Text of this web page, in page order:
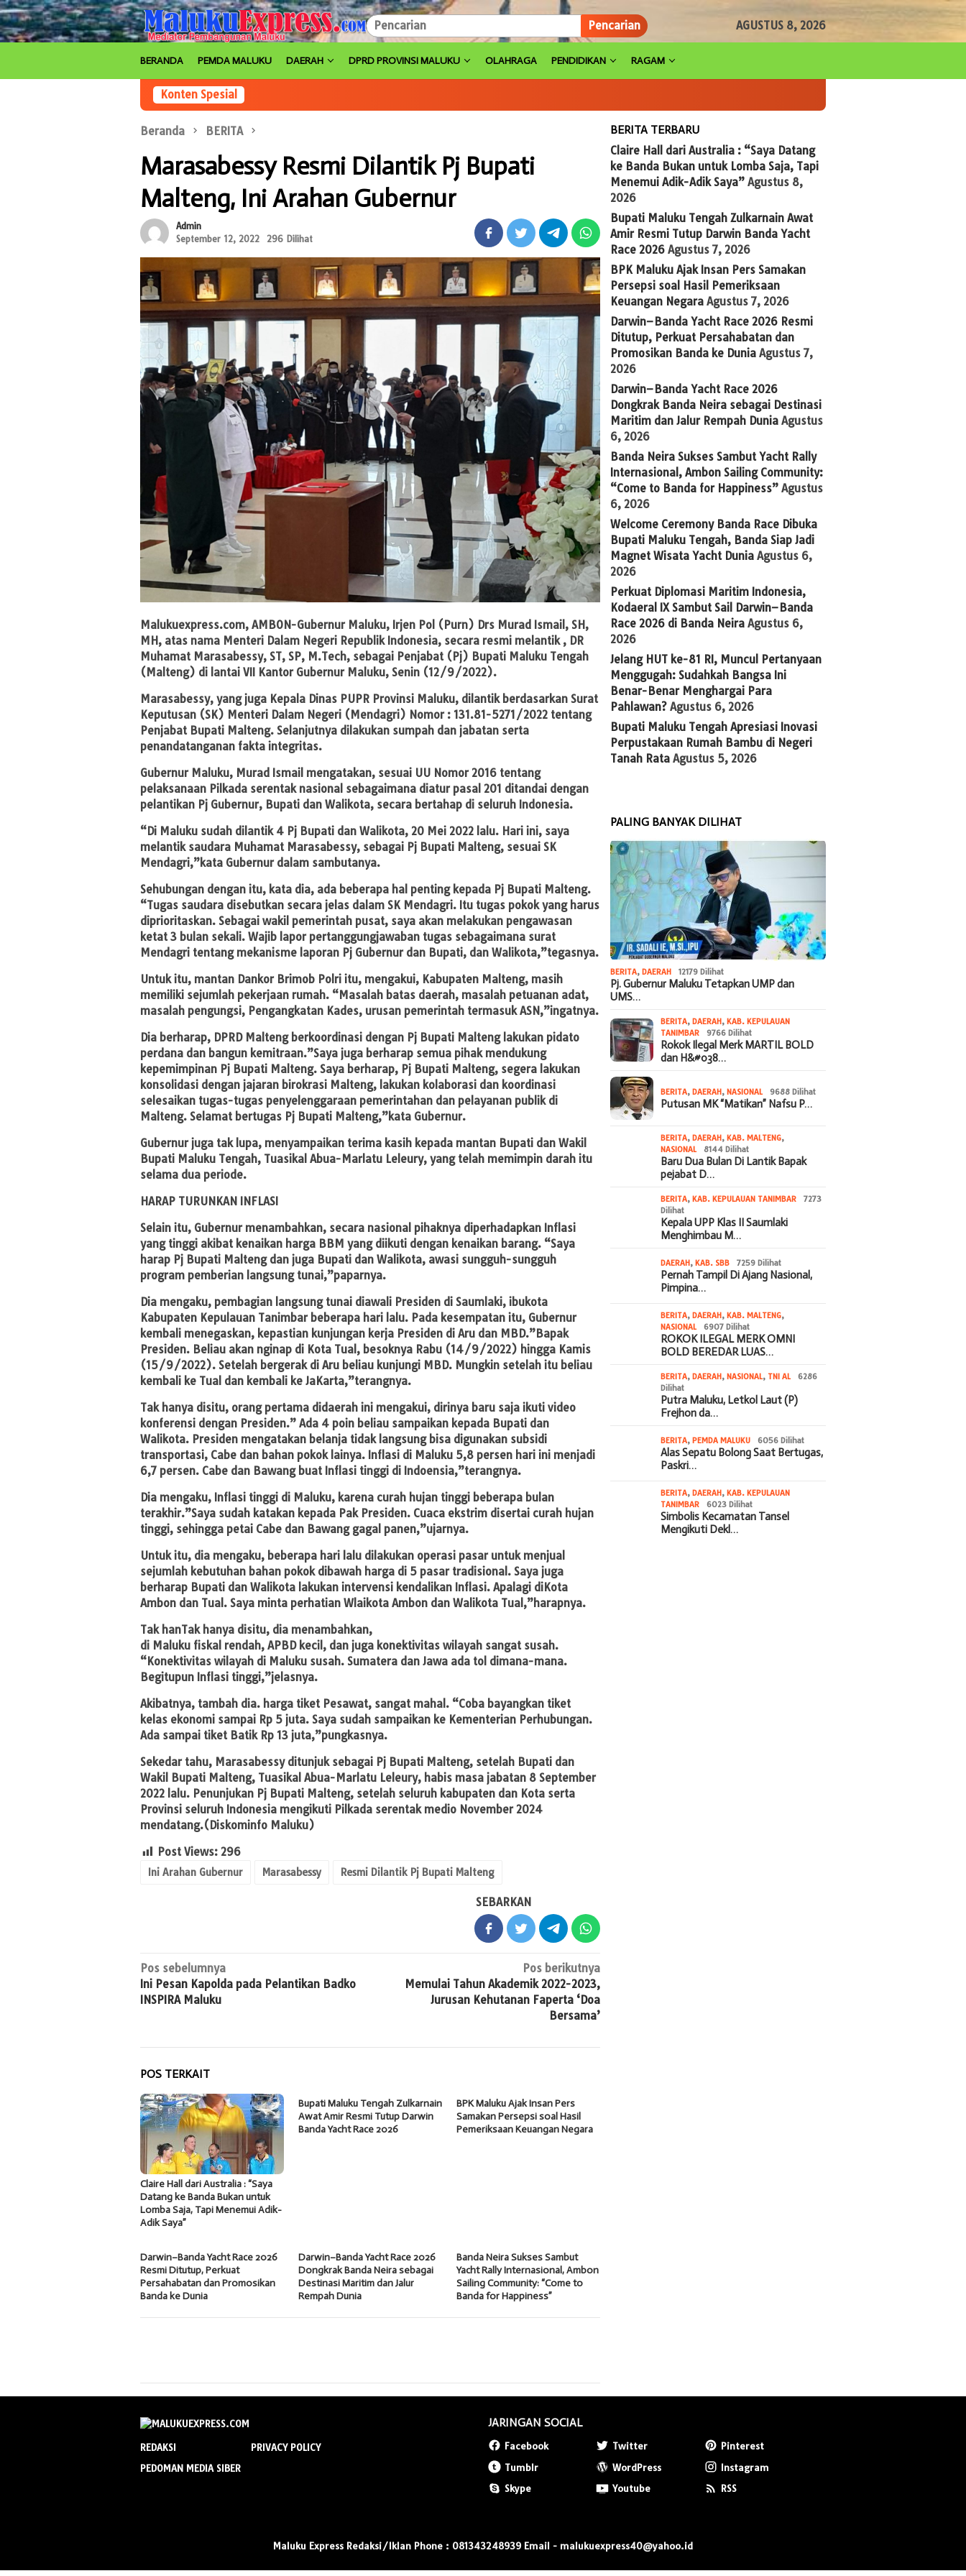
Loncat
ke
konten
Pencarian AGUSTUS 8, 2026
BERANDA PEMDA MALUKU DAERAH DPRD PROVINSI MALUKU OLAHRAGA PENDIDIKAN RAGAM
Konten Spesial
Beranda BERITA
Marasabessy Resmi Dilantik Pj Bupati
Malteng, Ini Arahan Gubernur
Admin
September 12, 2022
296 Dilihat
Malukuexpress.com, AMBON-Gubernur Maluku, Irjen Pol (Purn) Drs Murad Ismail, SH,
MH, atas nama Menteri Dalam Negeri Republik Indonesia, secara resmi melantik , DR
Muhamat Marasabessy, ST, SP, M.Tech, sebagai Penjabat (Pj) Bupati Maluku Tengah
(Malteng) di lantai VII Kantor Gubernur Maluku, Senin (12/9/2022).
Marasabessy, yang juga Kepala Dinas PUPR Provinsi Maluku, dilantik berdasarkan Surat
Keputusan (SK) Menteri Dalam Negeri (Mendagri) Nomor : 131.81-5271/2022 tentang
Penjabat Bupati Malteng. Selanjutnya dilakukan sumpah dan jabatan serta
penandatanganan fakta integritas.
Gubernur Maluku, Murad Ismail mengatakan, sesuai UU Nomor 2016 tentang
pelaksanaan Pilkada serentak nasional sebagaimana diatur pasal 201 ditandai dengan
pelantikan Pj Gubernur, Bupati dan Walikota, secara bertahap di seluruh Indonesia.
“Di Maluku sudah dilantik 4 Pj Bupati dan Walikota, 20 Mei 2022 lalu. Hari ini, saya
melantik saudara Muhamat Marasabessy, sebagai Pj Bupati Malteng, sesuai SK
Mendagri,”kata Gubernur dalam sambutanya.
Sehubungan dengan itu, kata dia, ada beberapa hal penting kepada Pj Bupati Malteng.
“Tugas saudara disebutkan secara jelas dalam SK Mendagri. Itu tugas pokok yang harus
diprioritaskan. Sebagai wakil pemerintah pusat, saya akan melakukan pengawasan
ketat 3 bulan sekali. Wajib lapor pertanggungjawaban tugas sebagaimana surat
Mendagri tentang mekanisme laporan Pj Gubernur dan Bupati, dan Walikota,”tegasnya.
Untuk itu, mantan Dankor Brimob Polri itu, mengakui, Kabupaten Malteng, masih
memiliki sejumlah pekerjaan rumah. “Masalah batas daerah, masalah petuanan adat,
masalah pengungsi, Pengangkatan Kades, urusan pemerintah termasuk ASN,”ingatnya.
Dia berharap, DPRD Malteng berkoordinasi dengan Pj Bupati Malteng lakukan pidato
perdana dan bangun kemitraan.”Saya juga berharap semua pihak mendukung
kepemimpinan Pj Bupati Malteng. Saya berharap, Pj Bupati Malteng, segera lakukan
konsolidasi dengan jajaran birokrasi Malteng, lakukan kolaborasi dan koordinasi
selesaikan tugas-tugas penyelenggaraan pemerintahan dan pelayanan publik di
Malteng. Selamat bertugas Pj Bupati Malteng,”kata Gubernur.
Gubernur juga tak lupa, menyampaikan terima kasih kepada mantan Bupati dan Wakil
Bupati Maluku Tengah, Tuasikal Abua-Marlatu Leleury, yang telah memimpin darah itu
selama dua periode.
HARAP TURUNKAN INFLASI
Selain itu, Gubernur menambahkan, secara nasional pihaknya diperhadapkan Inflasi
yang tinggi akibat kenaikan harga BBM yang diikuti dengan kenaikan barang. “Saya
harap Pj Bupati Malteng dan juga Bupati dan Walikota, awasi sungguh-sungguh
program pemberian langsung tunai,”paparnya.
Dia mengaku, pembagian langsung tunai diawali Presiden di Saumlaki, ibukota
Kabupaten Kepulauan Tanimbar beberapa hari lalu. Pada kesempatan itu, Gubernur
kembali menegaskan, kepastian kunjungan kerja Presiden di Aru dan MBD.”Bapak
Presiden. Beliau akan nginap di Kota Tual, besoknya Rabu (14/9/2022) hingga Kamis
(15/9/2022). Setelah bergerak di Aru beliau kunjungi MBD. Mungkin setelah itu beliau
kembali ke Tual dan kembali ke JaKarta,”terangnya.
Tak hanya disitu, orang pertama didaerah ini mengakui, dirinya baru saja ikuti video
konferensi dengan Presiden.” Ada 4 poin beliau sampaikan kepada Bupati dan
Walikota. Presiden mengatakan belanja tidak langsung bisa digunakan subsidi
transportasi, Cabe dan bahan pokok lainya. Inflasi di Maluku 5,8 persen hari ini menjadi
6,7 persen. Cabe dan Bawang buat Inflasi tinggi di Indoensia,”terangnya.
Dia mengaku, Inflasi tinggi di Maluku, karena curah hujan tinggi beberapa bulan
terakhir.”Saya sudah katakan kepada Pak Presiden. Cuaca ekstrim disertai curah hujan
tinggi, sehingga petai Cabe dan Bawang gagal panen,”ujarnya.
Untuk itu, dia mengaku, beberapa hari lalu dilakukan operasi pasar untuk menjual
sejumlah kebutuhan bahan pokok dibawah harga di 5 pasar tradisional. Saya juga
berharap Bupati dan Walikota lakukan intervensi kendalikan Inflasi. Apalagi diKota
Ambon dan Tual. Saya minta perhatian Wlaikota Ambon dan Walikota Tual,”harapnya.
Tak hanTak hanya disitu, dia menambahkan,
di Maluku fiskal rendah, APBD kecil, dan juga konektivitas wilayah sangat susah.
“Konektivitas wilayah di Maluku susah. Sumatera dan Jawa ada tol dimana-mana.
Begitupun Inflasi tinggi,”jelasnya.
Akibatnya, tambah dia. harga tiket Pesawat, sangat mahal. “Coba bayangkan tiket
kelas ekonomi sampai Rp 5 juta. Saya sudah sampaikan ke Kementerian Perhubungan.
Ada sampai tiket Batik Rp 13 juta,”pungkasnya.
Sekedar tahu, Marasabessy ditunjuk sebagai Pj Bupati Malteng, setelah Bupati dan
Wakil Bupati Malteng, Tuasikal Abua-Marlatu Leleury, habis masa jabatan 8 September
2022 lalu. Penunjukan Pj Bupati Malteng, setelah seluruh kabupaten dan Kota serta
Provinsi seluruh Indonesia mengikuti Pilkada serentak medio November 2024
mendatang.(Diskominfo Maluku)
Post Views: 296
Ini Arahan Gubernur Marasabessy Resmi Dilantik Pj Bupati Malteng
SEBARKAN
Navigasi
pos
Pos sebelumnya
Ini Pesan Kapolda pada Pelantikan Badko
INSPIRA Maluku
Pos berikutnya
Memulai Tahun Akademik 2022-2023,
Jurusan Kehutanan Faperta ‘Doa
Bersama’
POS TERKAIT
Claire Hall dari Australia : “Saya
Datang ke Banda Bukan untuk
Lomba Saja, Tapi Menemui Adik-
Adik Saya”
Bupati Maluku Tengah Zulkarnain
Awat Amir Resmi Tutup Darwin
Banda Yacht Race 2026
BPK Maluku Ajak Insan Pers
Samakan Persepsi soal Hasil
Pemeriksaan Keuangan Negara
Darwin–Banda Yacht Race 2026
Resmi Ditutup, Perkuat
Persahabatan dan Promosikan
Banda ke Dunia
Darwin–Banda Yacht Race 2026
Dongkrak Banda Neira sebagai
Destinasi Maritim dan Jalur
Rempah Dunia
Banda Neira Sukses Sambut
Yacht Rally Internasional, Ambon
Sailing Community: “Come to
Banda for Happiness”
BERITA TERBARU
Claire Hall dari Australia : “Saya Datang
ke Banda Bukan untuk Lomba Saja, Tapi
Menemui Adik-Adik Saya” Agustus 8,
2026
Bupati Maluku Tengah Zulkarnain Awat
Amir Resmi Tutup Darwin Banda Yacht
Race 2026 Agustus 7, 2026
BPK Maluku Ajak Insan Pers Samakan
Persepsi soal Hasil Pemeriksaan
Keuangan Negara Agustus 7, 2026
Darwin–Banda Yacht Race 2026 Resmi
Ditutup, Perkuat Persahabatan dan
Promosikan Banda ke Dunia Agustus 7,
2026
Darwin–Banda Yacht Race 2026
Dongkrak Banda Neira sebagai Destinasi
Maritim dan Jalur Rempah Dunia Agustus
6, 2026
Banda Neira Sukses Sambut Yacht Rally
Internasional, Ambon Sailing Community:
“Come to Banda for Happiness” Agustus
6, 2026
Welcome Ceremony Banda Race Dibuka
Bupati Maluku Tengah, Banda Siap Jadi
Magnet Wisata Yacht Dunia Agustus 6,
2026
Perkuat Diplomasi Maritim Indonesia,
Kodaeral IX Sambut Sail Darwin–Banda
Race 2026 di Banda Neira Agustus 6,
2026
Jelang HUT ke-81 RI, Muncul Pertanyaan
Menggugah: Sudahkah Bangsa Ini
Benar-Benar Menghargai Para
Pahlawan? Agustus 6, 2026
Bupati Maluku Tengah Apresiasi Inovasi
Perpustakaan Rumah Bambu di Negeri
Tanah Rata Agustus 5, 2026
PALING BANYAK DILIHAT
BERITA,DAERAH 12179 Dilihat
Pj. Gubernur Maluku Tetapkan UMP dan
UMS…
BERITA,DAERAH,KAB. KEPULAUAN
TANIMBAR
9766 Dilihat
Rokok Ilegal Merk MARTIL BOLD
dan H&#038…
BERITA,DAERAH,NASIONAL 9688 Dilihat
Putusan MK “Matikan” Nafsu P…
BERITA,DAERAH,KAB. MALTENG,
NASIONAL
8144 Dilihat
Baru Dua Bulan Di Lantik Bapak
pejabat D…
BERITA,KAB. KEPULAUAN TANIMBAR
7273
Dilihat
Kepala UPP Klas II Saumlaki
Menghimbau M…
DAERAH,KAB. SBB 7259 Dilihat
Pernah Tampil Di Ajang Nasional,
Pimpina…
BERITA,DAERAH,KAB. MALTENG,
NASIONAL
6907 Dilihat
ROKOK ILEGAL MERK OMNI
BOLD BEREDAR LUAS…
BERITA,DAERAH,NASIONAL, TNI AL
6286
Dilihat
Putra Maluku, Letkol Laut (P)
Frejhon da…
BERITA,PEMDA MALUKU 6056 Dilihat
Alas Sepatu Bolong Saat Bertugas,
Paskri…
BERITA,DAERAH,KAB. KEPULAUAN
TANIMBAR
6023 Dilihat
Simbolis Kecamatan Tansel
Mengikuti Dekl…
REDAKSI
PRIVACY POLICY
PEDOMAN MEDIA SIBER
JARINGAN SOCIAL
Facebook Twitter
Pinterest
Tumblr
WordPress
Instagram
Skype
Youtube RSS
Maluku Express Redaksi/Iklan Phone : 081343248939 Email - malukuexpress40@yahoo.id